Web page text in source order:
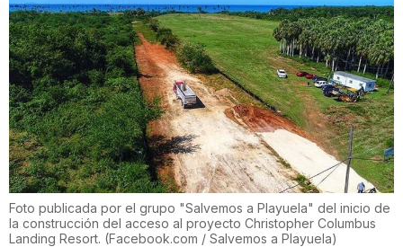
Foto publicada por el grupo "Salvemos a Playuela" del inicio de
la construcción del acceso al proyecto Christopher Columbus
Landing Resort. (Facebook.com / Salvemos a Playuela)